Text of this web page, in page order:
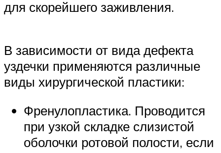
для скорейшего заживления.
В зависимости от вида дефекта
уздечки применяются различные
виды хирургической пластики:
Френулопластика. Проводится
при узкой складке слизистой
оболочки ротовой полости, если